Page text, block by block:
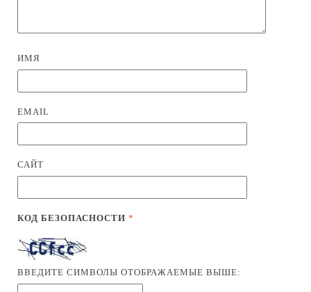
ИМЯ
EMAIL
САЙТ
КОД БЕЗОПАСНОСТИ*
ВВЕДИТЕ СИМВОЛЫ ОТОБРАЖАЕМЫЕ ВЫШЕ: